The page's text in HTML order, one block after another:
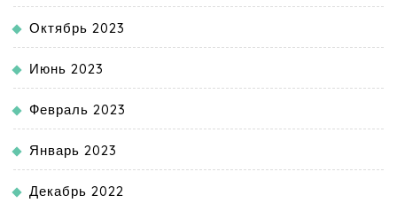
Октябрь 2023
Июнь 2023
Февраль 2023
Январь 2023
Декабрь 2022